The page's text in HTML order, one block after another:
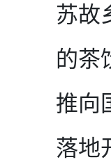
苏故
的茶
推向
落地